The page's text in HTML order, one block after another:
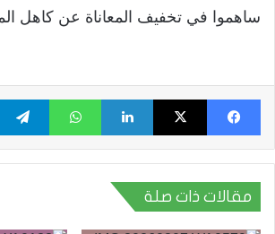
ساهموا في تخفيف المعاناة عن كاهل
فيسبوك X لينكدإن واتساب
مقالات ذات صلة